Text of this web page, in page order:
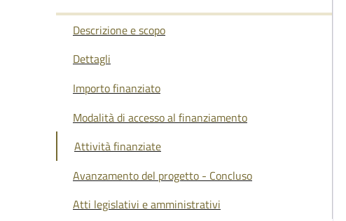
Descrizione e scopo
Dettagli
Importo finanziato
Modalità di accesso al finanziamento
Attività finanziate
Avanzamento del progetto - Concluso
Atti legislativi e amministrativi